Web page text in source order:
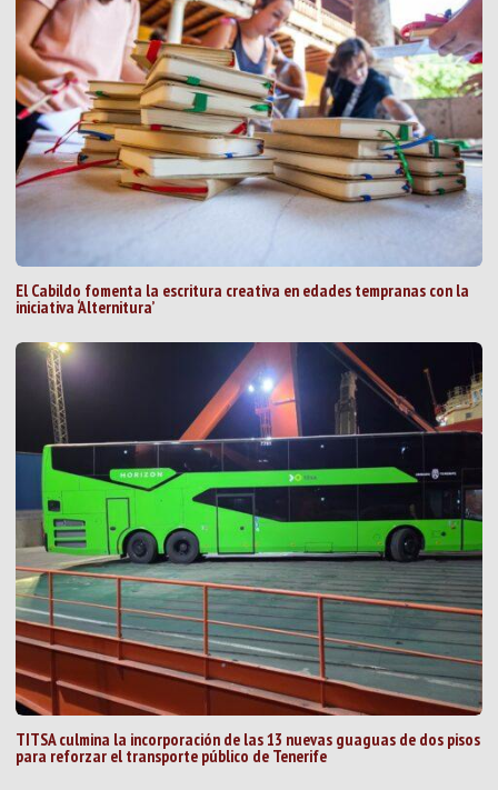
El Cabildo fomenta la escritura creativa en edades tempranas con la
iniciativa ‘Alternitura’
TITSA culmina la incorporación de las 13 nuevas guaguas de dos pisos
para reforzar el transporte público de Tenerife